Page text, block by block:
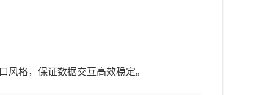
风格，保证数据交互高效稳定。